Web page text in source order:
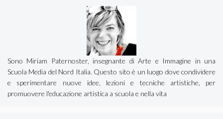
Sono Miriam Paternoster, insegnante di Arte e Immagine in una
Scuola Media del Nord Italia. Questo sito è un luogo dove condividere
e sperimentare nuove idee, lezioni e tecniche artistiche, per
promuovere l'educazione artistica a scuola e nella vita